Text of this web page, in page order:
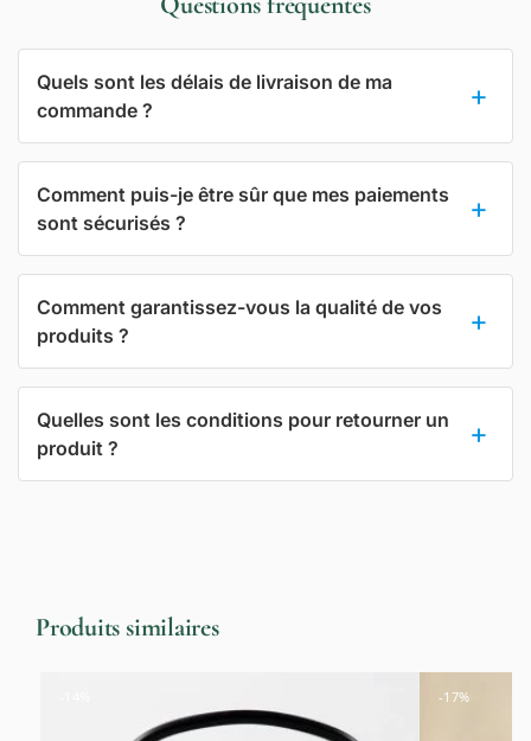
Quels sont les délais de livraison de ma
commande ?
Comment puis-je être sûr que mes paiements
sont sécurisés ?
Comment garantissez-vous la qualité de vos
produits ?
Quelles sont les conditions pour retourner un
produit ?
Produits similaires
-17%